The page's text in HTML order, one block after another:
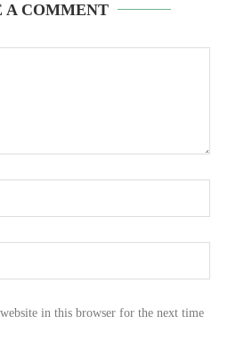
A COMMENT
in this browser for the next time